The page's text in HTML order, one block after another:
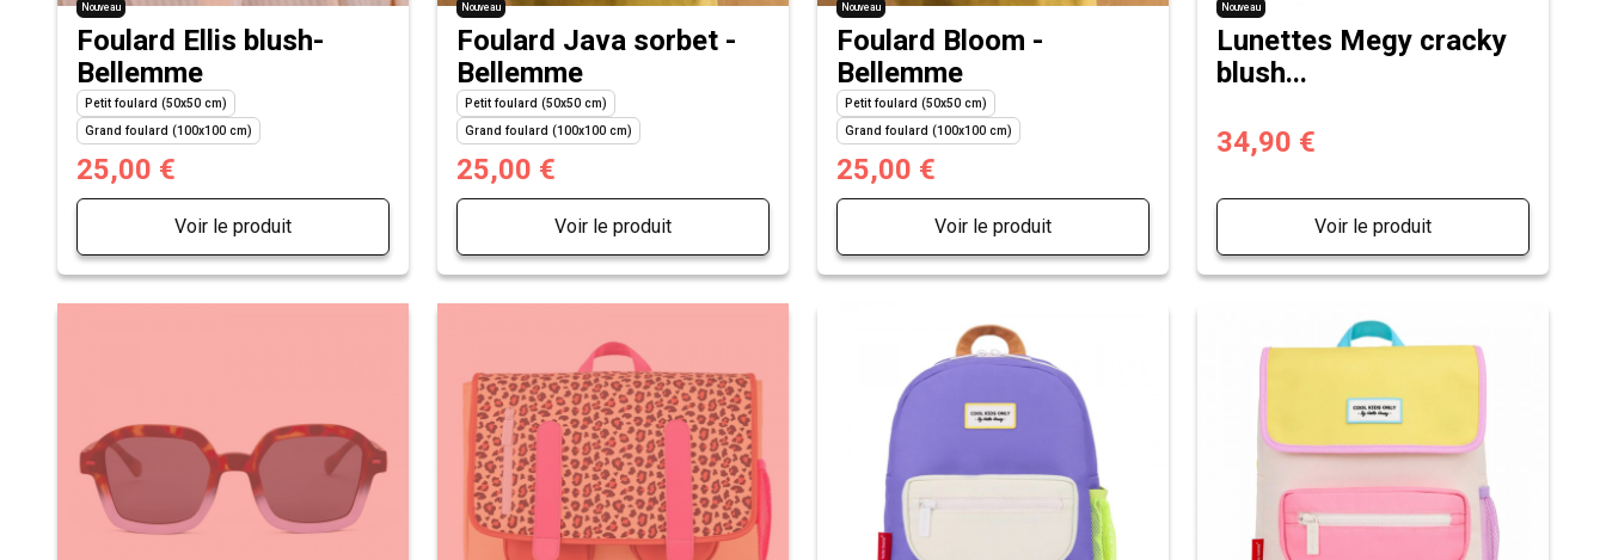
Nouveau
Foulard Ellis blush-
Bellemme
Petit foulard (50x50 cm)
Grand foulard (100x100 cm)
25,00 €
Voir le produit
Nouveau
Foulard Java sorbet -
Bellemme
Petit foulard (50x50 cm)
Grand foulard (100x100 cm)
25,00 €
Voir le produit
Nouveau
Foulard Bloom -
Bellemme
Petit foulard (50x50 cm)
Grand foulard (100x100 cm)
25,00 €
Voir le produit
Nouveau
Lunettes Megy cracky
blush...
34,90 €
Voir le produit